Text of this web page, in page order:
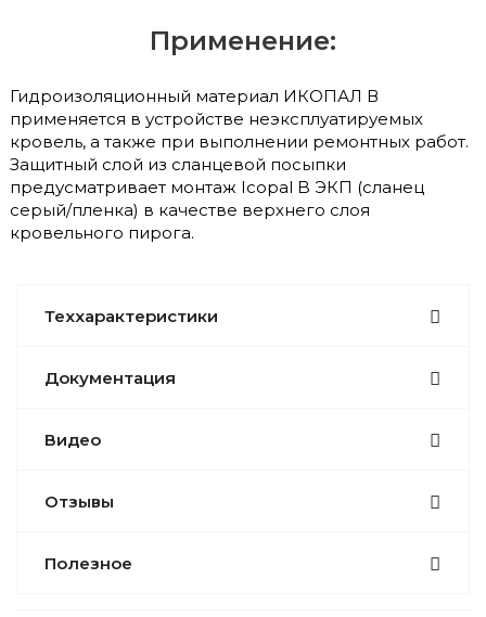
Применение:
Гидроизоляционный материал ИКОПАЛ В
применяется в устройстве неэксплуатируемых
кровель, а также при выполнении ремонтных работ.
Защитный слой из сланцевой посыпки
предусматривает монтаж Icopal B ЭКП (сланец
серый/пленка) в качестве верхнего слоя
кровельного пирога.
Теххарактеристики
Документация
Видео
Отзывы
Полезное